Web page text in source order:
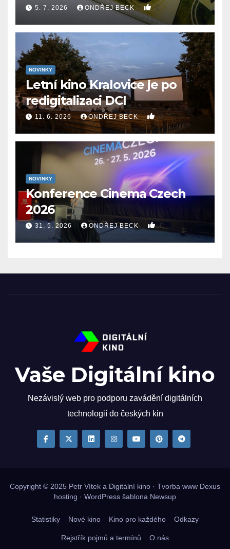
5. 7. 2026 ONDŘEJ BECK 0
NOVINKY
Letní kino Kralovice je po
redigitalizaci DCI
11. 6. 2026 ONDŘEJ BECK 0
NOVINKY
Konference Cinema Czech
2026
31. 5. 2026 ONDŘEJ BECK 0
Vaše Digitální kino
Nezávislý web pro podporu zavádění digitálních
technologií do českých kin
Copyright © 2025 Petr Vítek a Digitální kino · Tvorba www Dexus
hosting · WordPress šablona Newsup
Statistiky Nové kino Kino pro každého Odkazy
Rejstřík pojmů a termínů O nás